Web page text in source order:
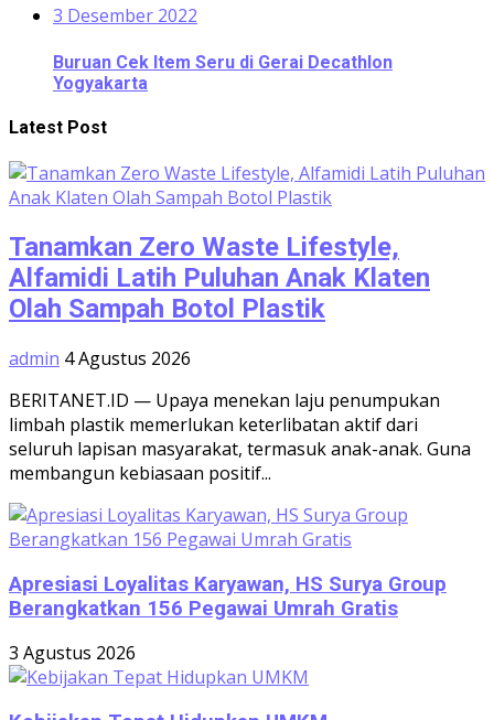
3 Desember 2022
Buruan Cek Item Seru di Gerai Decathlon
Yogyakarta
Latest Post
Tanamkan Zero Waste Lifestyle,
Alfamidi Latih Puluhan Anak Klaten
Olah Sampah Botol Plastik
admin 4 Agustus 2026
BERITANET.ID — Upaya menekan laju penumpukan
limbah plastik memerlukan keterlibatan aktif dari
seluruh lapisan masyarakat, termasuk anak-anak. Guna
membangun kebiasaan positif...
Apresiasi Loyalitas Karyawan, HS Surya Group
Berangkatkan 156 Pegawai Umrah Gratis
3 Agustus 2026